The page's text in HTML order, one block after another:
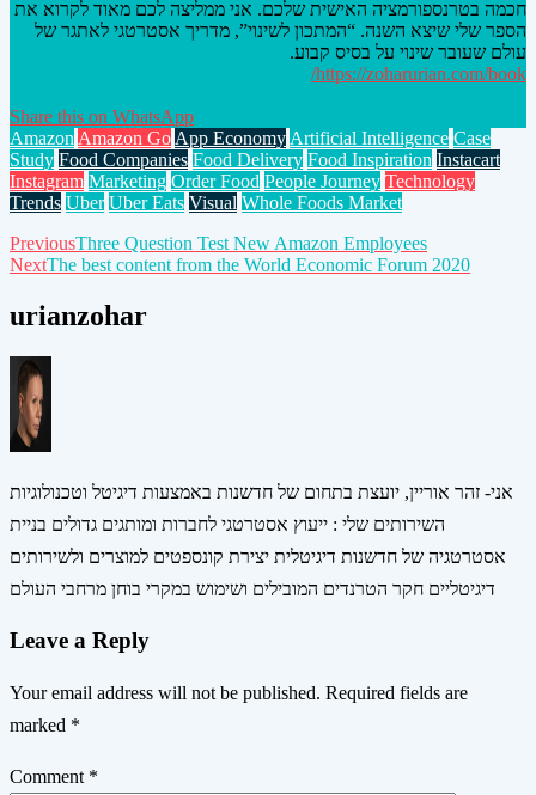
חכמה בטרנספורמציה האישית שלכם. אני ממליצה לכם מאוד לקרוא את
הספר שלי שיצא השנה. “המתכון לשינוי”, מדריך אסטרטגי לאתגר של
עולם שעובר שינוי על בסיס קבוע.
https://zoharurian.com/book/
Share this on WhatsApp
AmazonAmazon GoApp EconomyArtificial Intelligence Case
Study Food Companies Food Delivery Food Inspiration Instacart
Instagram Marketing Order Food People Journey Technology
Trends Uber Uber Eats Visual Whole Foods Market
Post
navigation
PreviousThree Question Test New Amazon Employees
NextThe best content from the World Economic Forum 2020
urianzohar
אני- זהר אוריין, יועצת בתחום של חדשנות באמצעות דיגיטל וטכנולוגיות
השירותים שלי : ייעוץ אסטרטגי לחברות ומותגים גדולים בניית
אסטרטגיה של חדשנות דיגיטלית יצירת קונספטים למוצרים ולשירותים
דיגיטליים חקר הטרנדים המובילים ושימוש במקרי בוחן מרחבי העולם
Leave a Reply
Your email address will not be published. Required fields are
marked *
Comment *